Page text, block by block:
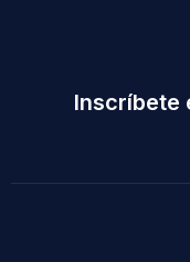
Inscríbete